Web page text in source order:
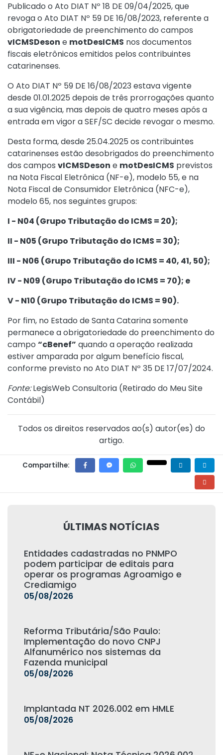
Publicado o Ato DIAT Nº 18 DE 09/04/2025, que
revoga o Ato DIAT Nº 59 DE 16/08/2023, referente a
obrigatoriedade de preenchimento do campos
vICMSDeson e motDesICMS nos documentos
fiscais eletrônicos emitidos pelos contribuintes
catarinenses.
O Ato DIAT Nº 59 DE 16/08/2023 estava vigente
desde 01.01.2025 depois de três prorrogações quanto
a sua vigência, mas depois de quatro meses após a
entrada em vigor a SEF/SC decide revogar o mesmo.
Desta forma, desde 25.04.2025 os contribuintes
catarinenses estão desobrigados do preenchimento
dos campos vICMSDeson e motDesICMS previstos
na Nota Fiscal Eletrônica (NF-e), modelo 55, e na
Nota Fiscal de Consumidor Eletrônica (NFC-e),
modelo 65, nos seguintes grupos:
I - N04 (Grupo Tributação do ICMS = 20);
II - N05 (Grupo Tributação do ICMS = 30);
III - N06 (Grupo Tributação do ICMS = 40, 41, 50);
IV - N09 (Grupo Tributação do ICMS = 70); e
V - N10 (Grupo Tributação do ICMS = 90).
Por fim, no Estado de Santa Catarina somente
permanece a obrigatoriedade do preenchimento do
campo “cBenef” quando a operação realizada
estiver amparada por algum benefício fiscal,
conforme previsto no Ato DIAT Nº 35 DE 17/07/2024.
Fonte:LegisWeb Consultoria (Retirado do Meu Site
Contábil)
Todos os direitos reservados ao(s) autor(es) do
artigo.
Compartilhe:
ÚLTIMAS NOTÍCIAS
Entidades cadastradas no PNMPO
podem participar de editais para
operar os programas Agroamigo e
Crediamigo
05/08/2026
Reforma Tributária/São Paulo:
Implementação do novo CNPJ
Alfanumérico nos sistemas da
Fazenda municipal
05/08/2026
Implantada NT 2026.002 em HMLE
05/08/2026